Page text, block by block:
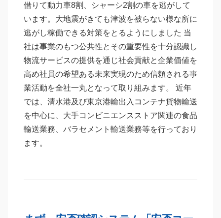
借りて動力車8割、シャーシ2割の車を逃がして
います。大地震がきても津波を被らない様な所に
逃がし稼働できる対策をとるようにしました 当
社は事業のもつ公共性とその重要性を十分認識し
物流サービスの提供を通じ社会貢献と企業価値を
高め社員の希望ある未来実現のため信頼される事
業活動を全社一丸となって取り組みます。 近年
では、清水港及び東京港輸出入コンテナ貨物輸送
を中心に、大手コンビニエンスストア関連の食品
輸送業務、バラセメント輸送業務等を行っており
ます。